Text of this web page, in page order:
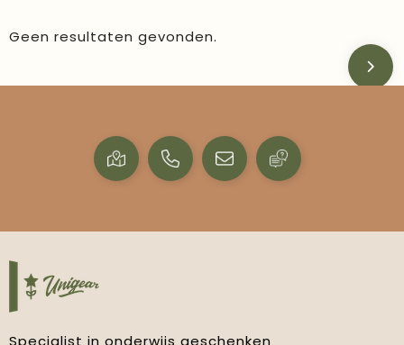
Geen resultaten gevonden.
Specialist in onderwijs geschenken